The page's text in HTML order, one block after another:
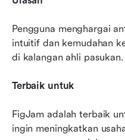
Pengguna menghargai
intuitif dan kemudahan
di kalangan ahli pasukan.
Terbaik untuk
FigJam adalah terbaik
ingin meningkatkan